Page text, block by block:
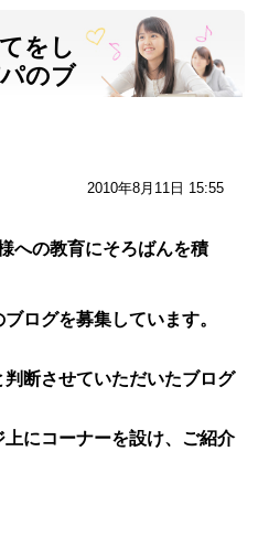
をし
のブ
2010年8月11日 15:55
への教育にそろばんを積
ログを募集しています。
断させていただいたブログ
にコーナーを設け、ご紹介